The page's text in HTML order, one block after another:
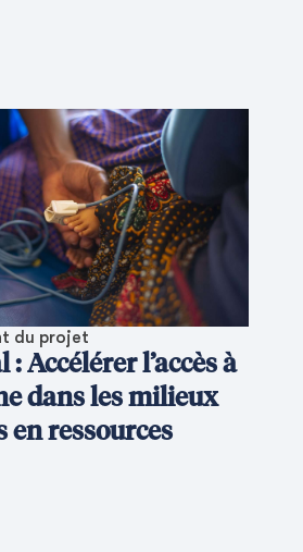
du projet
Accélérer l’accès à
dans les milieux
en ressources